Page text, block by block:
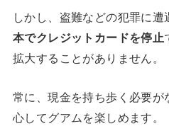
しかし、盗難などの犯罪に遭
本でクレジットカードを停止
拡大することがありません。
常に、現金を持ち歩く必要
心してグアムを楽しめます。